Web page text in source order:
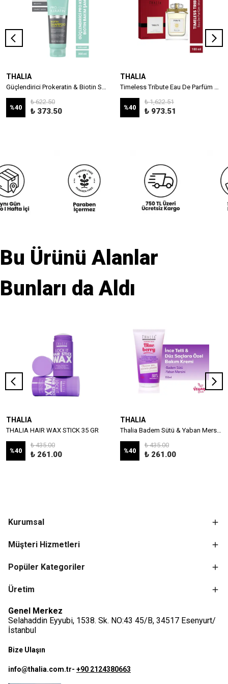
THALIA
%40
₺ 622.50
₺ 373.50
THALIA
%40
₺ 1,622.51
₺ 973.51
Bu Ürünü Alanlar
Bunları da Aldı
THALIA
THALIA HAIR WAX STICK 35 GR
%40
₺ 435.00
₺ 261.00
THALIA
%40
₺ 435.00
₺ 261.00
Kurumsal
Müşteri Hizmetleri
Popüler Kategoriler
Üretim
Genel Merkez
Selahaddin Eyyubi, 1538. Sk. NO:43 45/B, 34517 Esenyurt/
İstanbul
Bize Ulaşın
info@thalia.com.tr- +90 2124380663